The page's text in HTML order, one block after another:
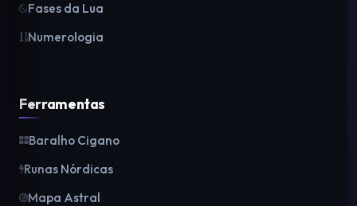
Fases da Lua
Numerologia
Ferramentas
Baralho Cigano
Runas Nórdicas
Mapa Astral